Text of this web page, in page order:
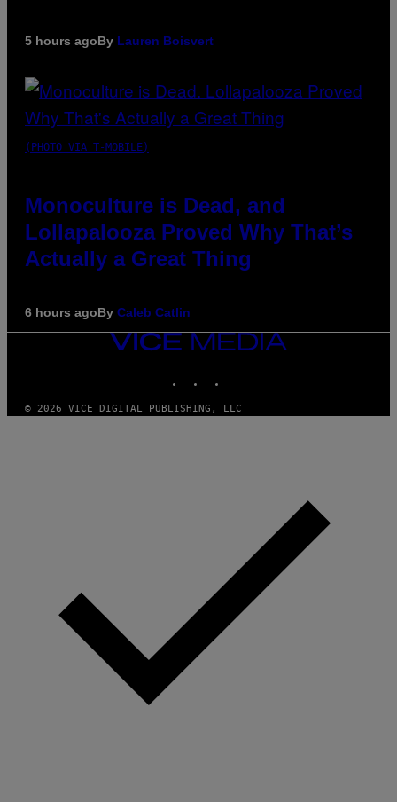
5 hours agoBy Lauren Boisvert
(PHOTO VIA T-MOBILE)
Monoculture is Dead, and
Lollapalooza Proved Why That’s
Actually a Great Thing
6 hours agoBy Caleb Catlin
VICE
MEDIA
© 2026 VICE DIGITAL PUBLISHING, LLC